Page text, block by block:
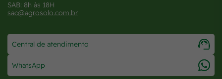
SAB: 8h às 18H
sac@agrosolo.com.br
Central de atendimento
WhatsApp